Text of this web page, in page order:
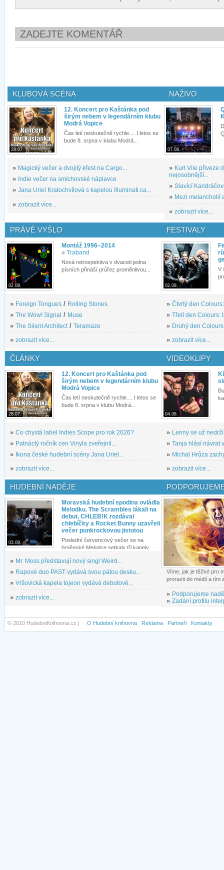
ZADEJTE KOMENTÁŘ
KLUBOVÁ SCÉNA
28.07.
12. Koncert pro Kaštánka pod
širým nebem v legendárním klubu
Modrá Vopice
Čas letí neskutečně rychle.... I letos se
bude 8. srpna v klubu Modrá...
» Magický večer a dvojitý křest na Cargo...
» Indie večer na smíchovské náplavce
» Jana Uriel Kratochvílová s kapelou Illuminati.ca...
» zobrazit více...
NAŽIVO
07.08.
» Kurt Vile přiveze
nejosobnější...
» Slavící
» Mezi melancholií
» zobrazit více...
PRÁVĚ VYŠLO
02.08.
Montáž 1996–2014
» Traband
Nová retrospektiva v dvaceti jedna
písních přináší průřez proměnlivou...
» Foreign Tongues / Rolling Stones
» The Wow! Signal / Muse
» The Silent Architect / Teramaze
» zobrazit více...
FESTIVALY
02.08.
V
» Čtvrtý den
» Třetí den Colours:
» Druhý den
» zobrazit více...
ČLÁNKY
28.07.
12. Koncert pro Kaštánka pod
širým nebem v legendárním klubu
Modrá Vopice
Čas letí neskutečně rychle.... I letos se
bude 8. srpna v klubu Modrá...
» Co chystá label Indies Scope pro rok 2026?
» Patnáctý ročník cen Vinyla zveřejnil...
»
Ikona české hudební scény Jana Uriel...
» zobrazit více...
VIDEOKLIPY
04.08.
» Lenny se už
» Tanja hlásí návrat
» Michal Hrůza
» zobrazit více...
HUDEBNÍ NADĚJE
03.08.
Moravská hudební spodina ovládla
Melodku. The Scrambles lákali na
debut, CHLEB!K rozdával
chlebíčky a Rocket Bunny uzavřeli
večer punkrockovou jistotou
Poslední červencový večer se na
brněnské Melodce setkaly tři kapely...
» Mr. Moss představují nový singl Weird...
» Rapové duo PAST vydává svou pátou desku...
» Vršovická kapela tojeon vydává debutové...
» zobrazit více...
Víme, jak je těžké pro
prorazit do médií a tím
» Podporujeme
» Zadání profilu
© 2010 HudebniKnihovna.cz | O Hudební knihovna Reklama Partneři Kontakty